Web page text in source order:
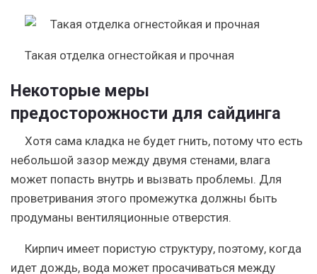
Такая отделка огнестойкая и прочная
Некоторые меры
предосторожности для сайдинга
Хотя сама кладка не будет гнить, потому что есть
небольшой зазор между двумя стенами, влага
может попасть внутрь и вызвать проблемы. Для
проветривания этого промежутка должны быть
продуманы вентиляционные отверстия.
Кирпич имеет пористую структуру, поэтому, когда
идет дождь, вода может просачиваться между